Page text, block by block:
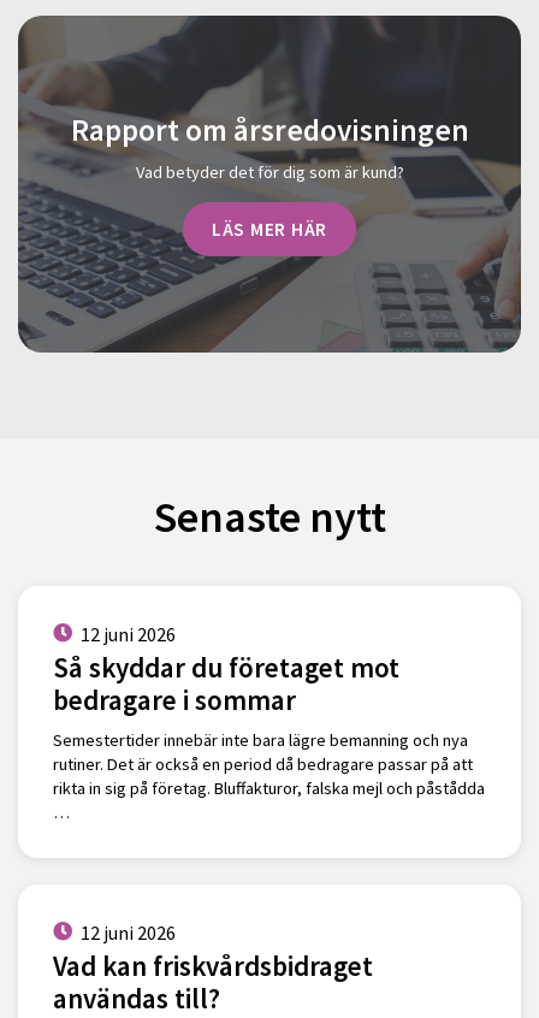
Rapport om årsredovisningen
Vad betyder det för dig som är kund?
LÄS MER HÄR
Senaste nytt
12 juni 2026
Så skyddar du företaget mot
bedragare i sommar
Semestertider innebär inte bara lägre bemanning och nya
rutiner. Det är också en period då bedragare passar på att
rikta in sig på företag. Bluffakturor, falska mejl och påstådda
…
12 juni 2026
Vad kan friskvårdsbidraget
användas till?